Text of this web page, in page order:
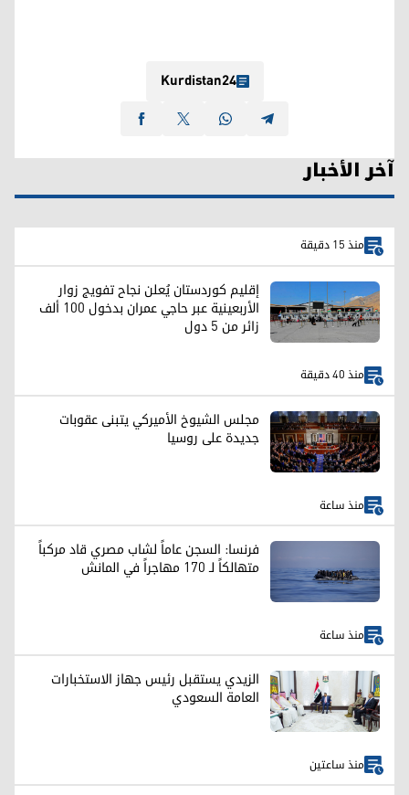
Kurdistan24
آخر الأخبار
منذ 15 دقيقة
إقليم كوردستان يُعلن نجاح تفويج زوار
الأربعينية عبر حاجي عمران بدخول 100 ألف
زائر من 5 دول
منذ 40 دقيقة
مجلس الشيوخ الأميركي يتبنى عقوبات
جديدة على روسيا
منذ ساعة
فرنسا: السجن عاماً لشاب مصري قاد مركباً
متهالكاً لـ 170 مهاجراً في المانش
منذ ساعة
الزيدي يستقبل رئيس جهاز الاستخبارات
العامة السعودي
منذ ساعتين